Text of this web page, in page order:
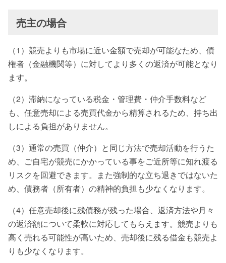
売主の場合
（1）競売よりも市場に近い金額で売却が可能なため、債
権者（金融機関等）に対してより多くの返済が可能となり
ます。
（2）滞納になっている税金・管理費・仲介手数料など
も、任意売却による売買代金から精算されるため、持ち出
しによる負担がありません。
（3）通常の売買（仲介）と同じ方法で売却活動を行うた
め、ご自宅が競売にかかっている事をご近所等に知れ渡る
リスクを回避できます。また強制的な立ち退きではないた
め、債務者（所有者）の精神的負担も少なくなります。
（4）任意売却後に残債務が残った場合、返済方法や月々
の返済額について柔軟に対応してもらえます。競売よりも
高く売れる可能性が高いため、売却後に残る借金も競売よ
りも少なくなります。